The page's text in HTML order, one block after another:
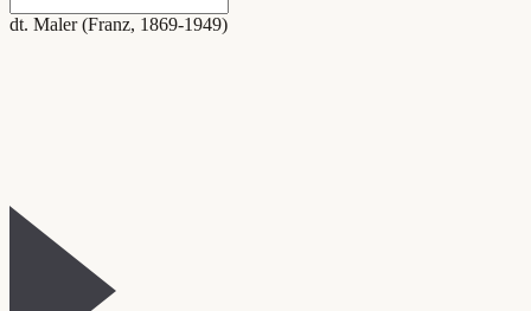
dt. Maler (Franz, 1869-1949)